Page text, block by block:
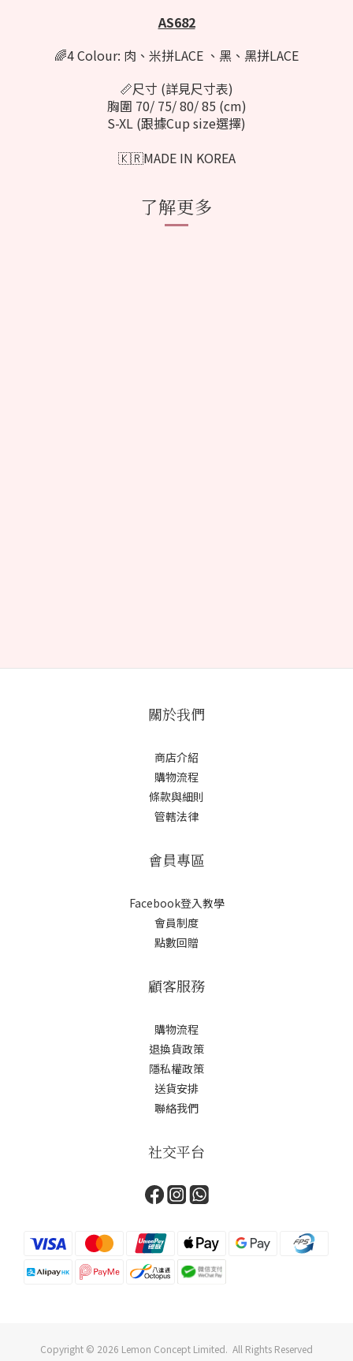
AS682
🌈4 Colour: 肉、米拼LACE 、黑、黑拼LACE
📏尺寸 (詳見尺寸表)
胸圍 70/ 75/ 80/ 85 (cm)
S-XL (跟據Cup size選擇)
🇰🇷MADE IN KOREA
了解更多
關於我們
商店介紹
購物流程
條款與細則
管轄法律
會員專區
Facebook登入教學
會員制度
點數回贈
顧客服務
購物流程
退換貨政策
隱私權政策
送貨安排
聯絡我們
社交平台
Copyright © 2026 Lemon Concept Limited. All Rights Reserved